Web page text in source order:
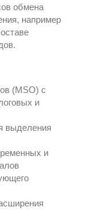
обмена
например
(MSO) с
и
выделения
и